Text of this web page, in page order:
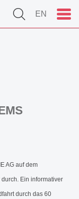
EN
AG auf dem
Ein informativer
durch das 60